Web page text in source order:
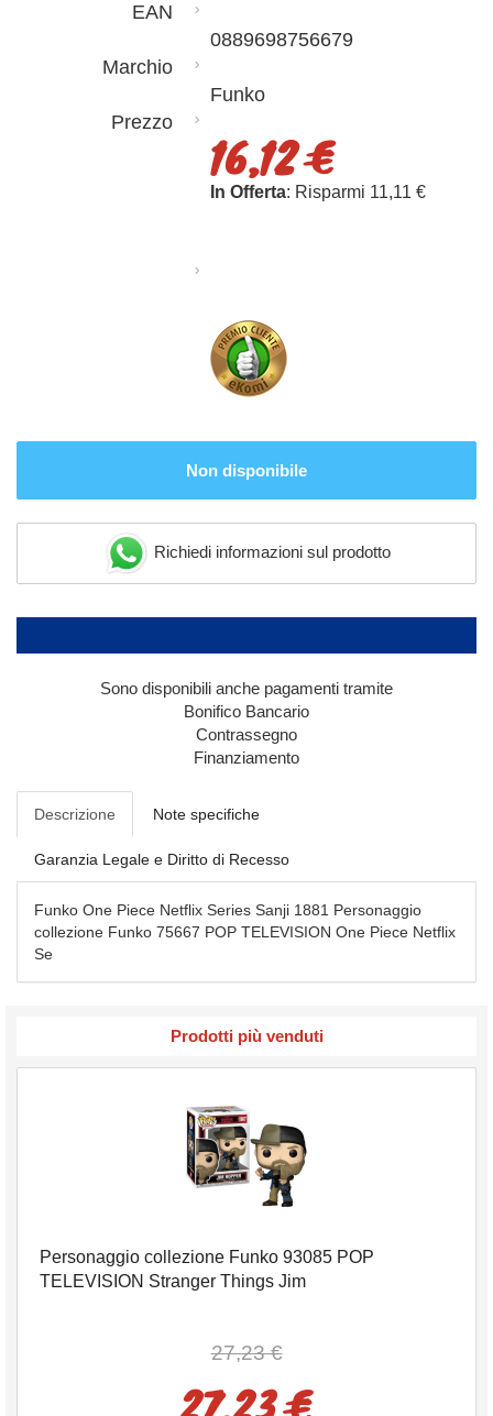
EAN
0889698756679
Marchio
Funko
Prezzo
16,12 €
In Offerta: Risparmi 11,11 €
Non disponibile
Richiedi informazioni sul prodotto
Sono disponibili anche pagamenti tramite
Bonifico Bancario
Contrassegno
Finanziamento
Descrizione Note specifiche
Garanzia Legale e Diritto di Recesso
Funko One Piece Netflix Series Sanji 1881 Personaggio
collezione Funko 75667 POP TELEVISION One Piece Netflix
Se
Prodotti più venduti
Personaggio collezione Funko 93085 POP
TELEVISION Stranger Things Jim
27,23 €